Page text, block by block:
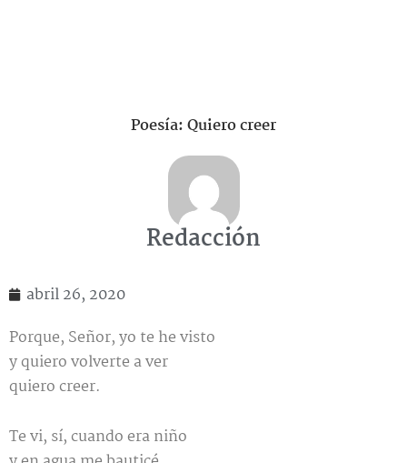
Poesía: Quiero creer
Redacción
abril 26, 2020
Porque, Señor, yo te he visto
y quiero volverte a ver
quiero creer.
Te vi, sí, cuando era niño